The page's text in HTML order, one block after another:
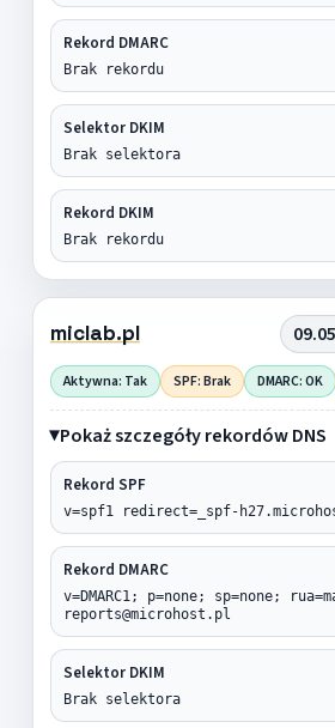
Rekord DMARC
Brak rekordu
Selektor DKIM
Brak selektora
Rekord DKIM
Brak rekordu
miclab.pl
Aktywna: Tak SPF: Brak DMARC: OK
Pokaż szczegóły rekordów DNS
Rekord SPF
v=spf1 redirect=_spf-
Rekord DMARC
v=DMARC1; p=none; sp=none;
reports@microhost.pl
Selektor DKIM
Brak selektora